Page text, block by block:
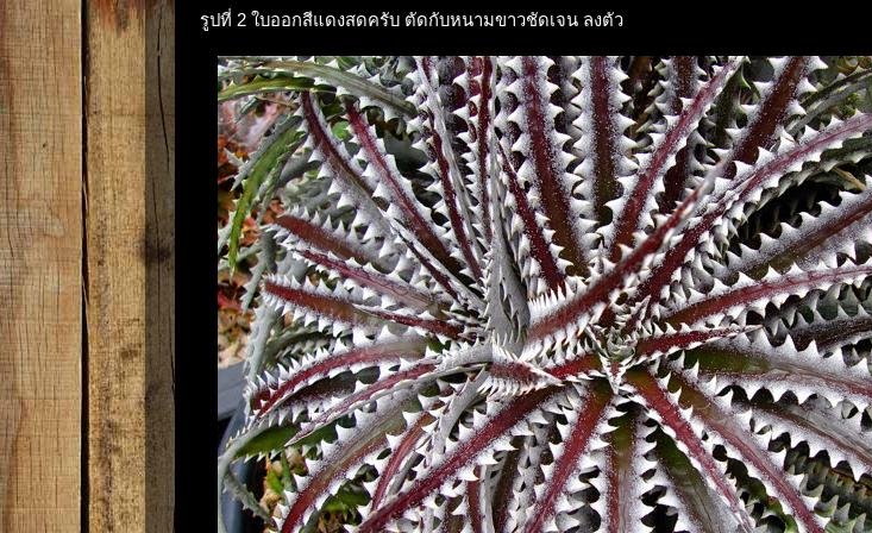
รูปที่ 2 ใบออกสีแดงสดครับ ตัดกับหนามขาวชัดเจน ลงตัว